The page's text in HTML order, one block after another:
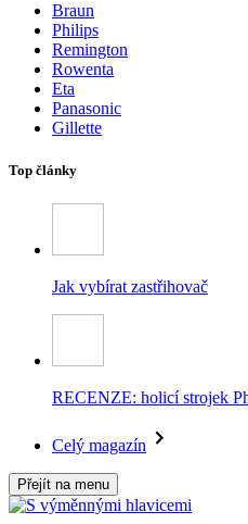
Braun
Philips
Remington
Rowenta
Eta
Panasonic
Gillette
Top články
Jak vybírat zastřihovač
RECENZE: holicí strojek
Celý magazín
Přejít na menu